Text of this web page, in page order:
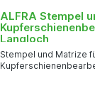
ALFRA Stempel
Langloch
Stempel und Matrize